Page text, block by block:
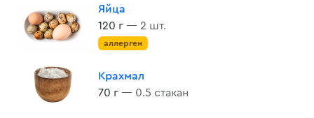
Яйца
120 г — 2 шт.
аллерген
Крахмал
70 г — 0.5 стакан